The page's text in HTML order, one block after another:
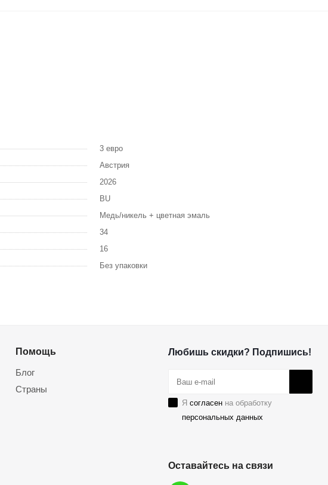
3 евро
Австрия
2026
BU
Медь/никель + цветная эмаль
34
16
Без упаковки
Помощь
Блог
Страны
Любишь скидки? Подпишись!
Я согласенна обработку
персональных данных
Оставайтесь на связи